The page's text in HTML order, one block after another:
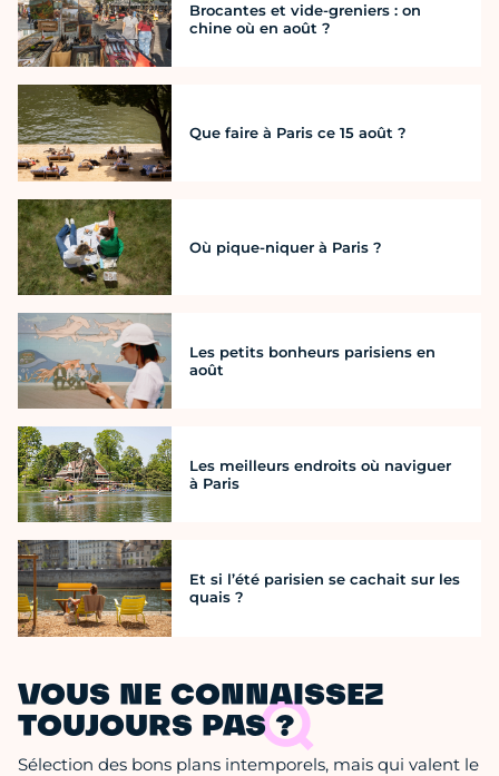
Brocantes et vide-greniers : on
chine où en août ?
Que faire à Paris ce 15 août ?
Où pique-niquer à Paris ?
Les petits bonheurs parisiens en
août
Les meilleurs endroits où naviguer
à Paris
Et si l’été parisien se cachait sur les
quais ?
VOUS NE CONNAISSEZ
TOUJOURS PAS ?
Sélection des bons plans intemporels, mais qui valent le